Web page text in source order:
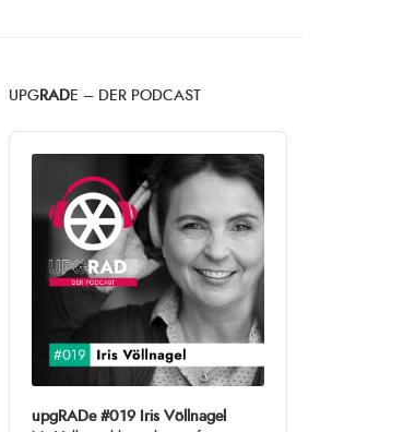
UPG RADE – DER PODCAST
Audio
Player
upgRADe #019 Iris Völlnagel